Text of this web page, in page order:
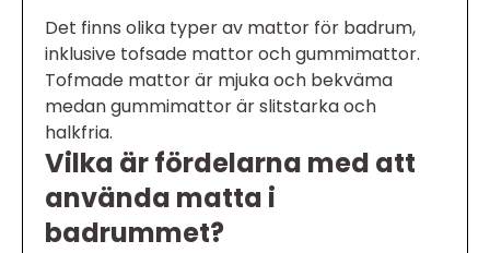
Det finns olika typer av mattor för badrum,
inklusive tofsade mattor och gummimattor.
Tofmade mattor är mjuka och bekväma
medan gummimattor är slitstarka och
halkfria.
Vilka är fördelarna med att
använda matta i
badrummet?